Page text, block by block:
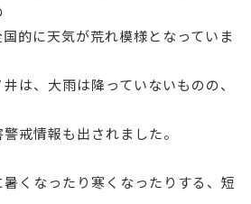
的に天気が荒れ模様となっていま
は、大雨は降っていないものの、
戒情報も出されました。
くなったり寒くなったりする、短